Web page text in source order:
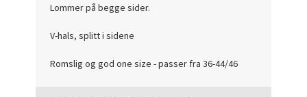
Lommer på begge sider.
V-hals, splitt i sidene
Romslig og god one size - passer fra 36-44/46